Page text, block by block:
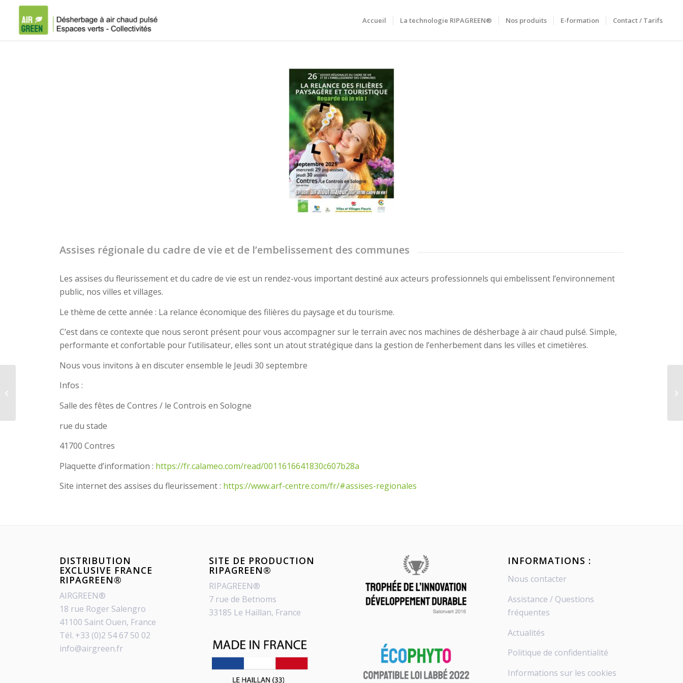
Accueil La technologie RIPAGREEN® Nos produits E-formation Contact / Tarifs
Assises régionale du cadre de vie et de l’embelissement des communes
Les assises du fleurissement et du cadre de vie est un rendez-vous important destiné aux acteurs professionnels qui embelissent l’environnement
public, nos villes et villages.
Le thème de cette année : La relance économique des filières du paysage et du tourisme.
C’est dans ce contexte que nous seront présent pour vous accompagner sur le terrain avec nos machines de désherbage à air chaud pulsé. Simple,
performante et confortable pour l’utilisateur, elles sont un atout stratégique dans la gestion de l’enherbement dans les villes et cimetières.
Nous vous invitons à en discuter ensemble le Jeudi 30 septembre
Infos :
Salle des fêtes de Contres / le Controis en Sologne
rue du stade
41700 Contres
Plaquette d’information : https://fr.calameo.com/read/0011616641830c607b28a
Site internet des assises du fleurissement : https://www.arf-centre.com/fr/#assises-regionales
DISTRIBUTION
EXCLUSIVE FRANCE
RIPAGREEN®
AIRGREEN®
18 rue Roger Salengro
41100 Saint Ouen, France
Tél. +33 (0)2 54 67 50 02
info@airgreen.fr
SITE DE PRODUCTION
RIPAGREEN®
RIPAGREEN®
7 rue de Betnoms
33185 Le Haillan, France
INFORMATIONS :
Nous contacter
Assistance / Questions
fréquentes
Actualités
Politique de confidentialité
Informations sur les cookies
collectivités les 2 et 3